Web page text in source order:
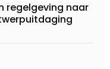
regelgeving naar